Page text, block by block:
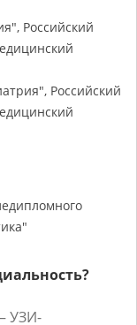
Российский
Российский
УЗИ-